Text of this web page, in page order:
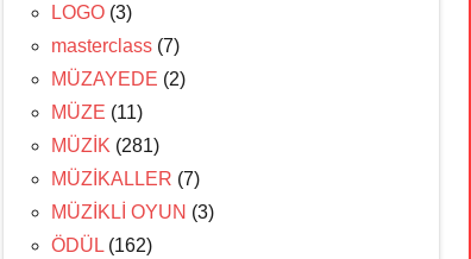
LOGO (3)
masterclass (7)
MÜZAYEDE (2)
MÜZE (11)
MÜZİK (281)
MÜZİKALLER (7)
MÜZİKLİ OYUN (3)
ÖDÜL (162)